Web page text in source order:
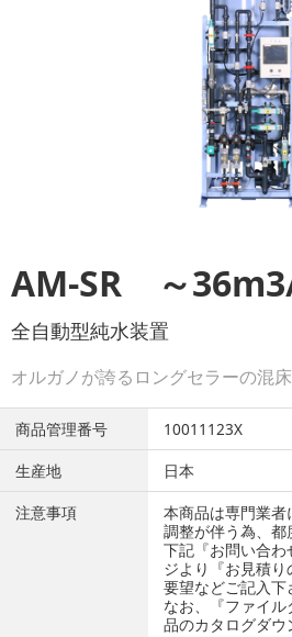
AM-SR ～
全自動型純水装置
オルガノが誇るロングセラーの混床
商品管理番号
10011123X
生産地
日本
注意事項
本商品は専門業
調整が伴う為、都
下記『お問い合
ジより『お見積
要望などご記入下
なお、『ファイ
品のカタログダウ